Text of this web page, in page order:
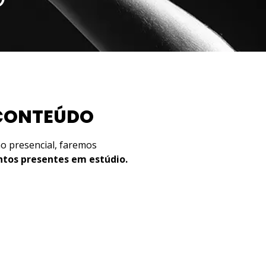
presencial, faremos
presentes em estúdio.